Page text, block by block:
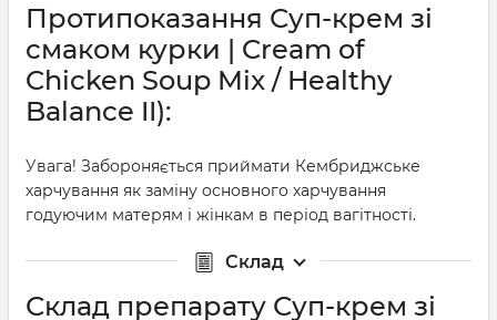
Протипоказання Суп-крем зі
смаком курки | Cream of
Chicken Soup Mix / Healthy
Balance II):
Увага! Забороняється приймати Кембриджське
харчування як заміну основного харчування
годуючим матерям і жінкам в період вагітності.
Склад
Склад препарату Суп-крем зі